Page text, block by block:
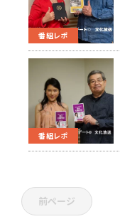
番組レポ
番組レポ
前ページ